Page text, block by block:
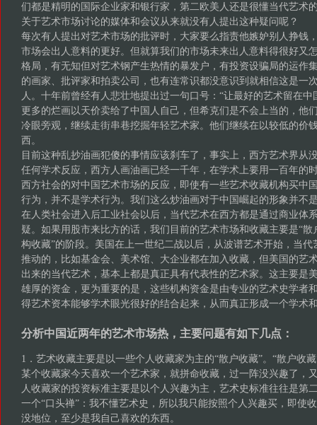
们都是精明的国际企业家和银行家，第二欧美人还是很懂当代艺术
关于艺术市场讨论的媒体和会议从来就没有人提出这种疑问呢？
每次有人提出对艺术市场的批评时，大家要么指责他嫉妒别人挣钱
市场会出人意料的更好。但就算我们的市场未来出人意料得很好又
格局，有无知但对艺术钢产生热情的暴发户，有投资设骗局的运作
的画家、批评家和拍卖公司，也有连常识都没意识到就相信这是一
人。十年前曾经有人悲壮地提出过一句口号：“让最好的艺术留在中
更多的烂画以天价卖给了中国人自己，但希克们是不会上当的，他
冷眼旁观，继续走街串巷挖掘年轻艺术家。他们继续在以较低的价
西。
目前这种乱抄油画犯傻的事情应该刹车了，事实上，西方艺术界从
任何学术反应，西方人画油画已经一千年，在学术上要用一百年的
西方社会的对中国艺术市场的反应，即使有一些艺术收藏机构买中
行为，并不是学术行为。我们这么炒油画对于中国崛起的形象并不
在人类社会进入后工业社会以后，当代艺术在西方都是通过商业体
疑。如果用股市来比方的话，我们目前的艺术市场和收藏主要是“散
构收藏”的阶段。美国在上一世纪二战以后，从波谱艺术开始，当
推动的，比如基金会、美术馆、大企业都在加入收藏，但美国的艺
出来的当代艺术，基本上都是真正具有代表性的艺术家。这主要是
雄厚的资金，更为重要的是，这些机构资金是由专业的艺术史学者
得艺术资本能够学术眼光很好的结合起来，从而真正形成一个学术
分析中国近两年的艺术市场热，主要问题有如下几点：
1．艺术收藏主要是以一些个人收藏家为主的“散户收藏”。“散户收
某个收藏家今天喜欢一个艺术家，就拼命收藏，过一阵没兴趣了，
人收藏家的投资标准主要是以个人兴趣为主，艺术史标准往往是第
一个“口头禅”：我不懂艺术史，所以我只能按照个人兴趣买，即使
没地位，至少是我自己喜欢的东西。